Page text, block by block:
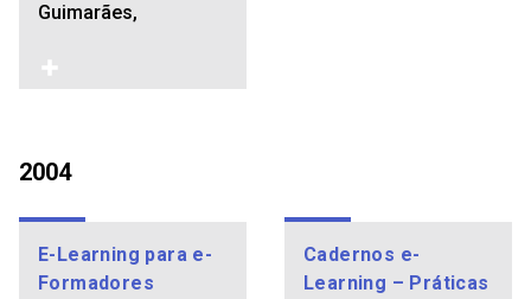
Guimarães,
2004
E-Learning para e-
Formadores
Cadernos e-
Learning – Práticas